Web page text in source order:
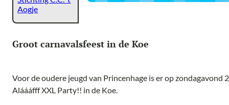
Aogje
Groot carnavalsfeest in de Koe
Voor de oudere jeugd van Princenhage is er op zondagavond
Aláááfff XXL Party!! in de Koe.